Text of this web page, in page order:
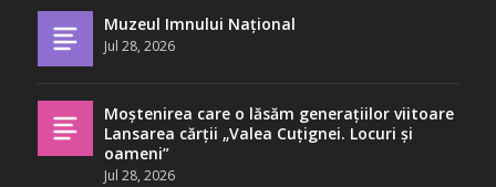
Muzeul Imnului Național
Jul 28, 2026
Moștenirea care o lăsăm generațiilor viitoare
Lansarea cărții „Valea Cuțignei. Locuri și
oameni”
Jul 28, 2026